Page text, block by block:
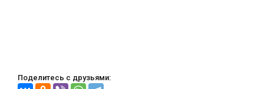
Поделитесь с друзьями: